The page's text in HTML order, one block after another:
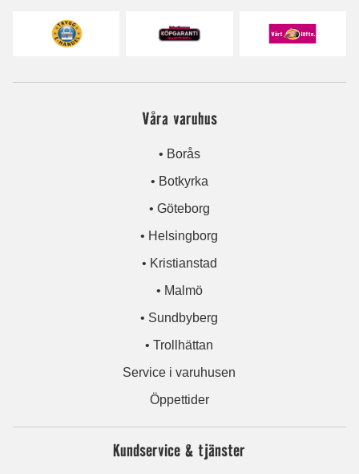
Våra varuhus
• Borås
• Botkyrka
• Göteborg
• Helsingborg
• Kristianstad
• Malmö
• Sundbyberg
• Trollhättan
Service i varuhusen
Öppettider
Kundservice & tjänster